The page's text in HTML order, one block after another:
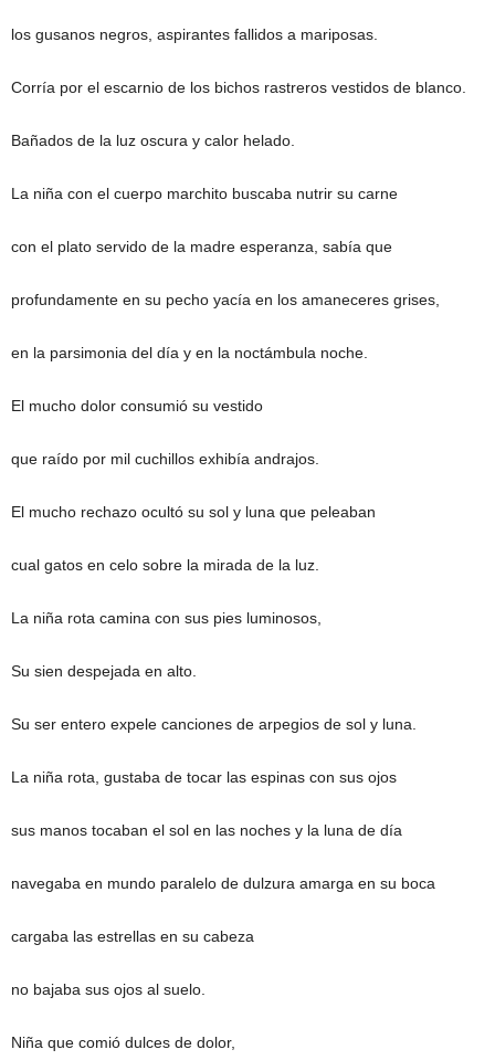
los gusanos negros, aspirantes fallidos a mariposas.
Corría por el escarnio de los bichos rastreros vestidos de blanco.
Bañados de la luz oscura y calor helado.
La niña con el cuerpo marchito buscaba nutrir su carne
con el plato servido de la madre esperanza, sabía que
profundamente en su pecho yacía en los amaneceres grises,
en la parsimonia del día y en la noctámbula noche.
El mucho dolor consumió su vestido
que raído por mil cuchillos exhibía andrajos.
El mucho rechazo ocultó su sol y luna que peleaban
cual gatos en celo sobre la mirada de la luz.
La niña rota camina con sus pies luminosos,
Su sien despejada en alto.
Su ser entero expele canciones de arpegios de sol y luna.
La niña rota, gustaba de tocar las espinas con sus ojos
sus manos tocaban el sol en las noches y la luna de día
navegaba en mundo paralelo de dulzura amarga en su boca
cargaba las estrellas en su cabeza
no bajaba sus ojos al suelo.
Niña que comió dulces de dolor,